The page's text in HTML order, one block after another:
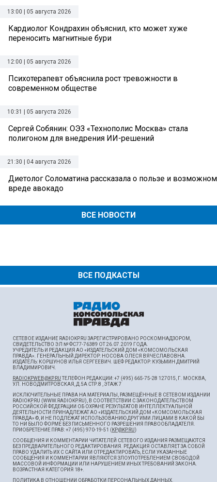
ВСЕ ПОДКАСТЫ
13:00 | 05 августа 2026
Кардиолог Кондрахин объяснил, кто может хуже
переносить магнитные бури
12:00 | 05 августа 2026
Психотерапевт объяснила рост тревожности в
современном обществе
10:31 | 05 августа 2026
Сергей Собянин: ОЭЗ «Технополис Москва» стала
полигоном для внедрения ИИ-решений
21:30 | 04 августа 2026
Диетолог Соломатина рассказала о пользе и возможном
вреде авокадо
ВСЕ НОВОСТИ
СЕТЕВОЕ ИЗДАНИЕ RADIOKP.RU ЗАРЕГИСТРИРОВАНО РОСКОМНАДЗОРОМ,
СВИДЕТЕЛЬСТВО ЭЛ № ФС77-76389 ОТ 26.07.2019 ГОДА.
УЧРЕДИТЕЛЬ И РЕДАКЦИЯ АО «ИЗДАТЕЛЬСКИЙ ДОМ «КОМСОМОЛЬСКАЯ
ПРАВДА». ГЕНЕРАЛЬНЫЙ ДИРЕКТОР: НОСОВА ОЛЕСЯ ВЯЧЕСЛАВОВНА.
ИЗДАТЕЛЬ: КОРШУНОВ ИЛЬЯ СЕРГЕЕВИЧ. ШEФ РЕДАКТОР: КУЗЬМИН ДМИТРИЙ
ВЛАДИМИРОВИЧ.
RADIOKPWEB@KP.RUТЕЛЕФОН РЕДАКЦИИ: +7 (495) 665-75-28 127015, Г. МОСКВА,
УЛ. НОВОДМИТРОВСКАЯ, Д.5А СТР.8 , ЭТАЖ 7
ИСКЛЮЧИТЕЛЬНЫЕ ПРАВА НА МАТЕРИАЛЫ, РАЗМЕЩЁННЫЕ В СЕТЕВОМ ИЗДАНИИ
RADIOKP.RU (WWW.RADIOKP.RU), В СООТВЕТСТВИИ С ЗАКОНОДАТЕЛЬСТВОМ
РОССИЙСКОЙ ФЕДЕРАЦИИ ОБ ОХРАНЕ РЕЗУЛЬТАТОВ ИНТЕЛЛЕКТУАЛЬНОЙ
ДЕЯТЕЛЬНОСТИ ПРИНАДЛЕЖАТ АО «ИЗДАТЕЛЬСКИЙ ДОМ «КОМСОМОЛЬСКАЯ
ПРАВДА» ©, И НЕ ПОДЛЕЖАТ ИСПОЛЬЗОВАНИЮ ДРУГИМИ ЛИЦАМИ В КАКОЙ БЫ
ТО НИ БЫЛО ФОРМЕ БЕЗ ПИСЬМЕННОГО РАЗРЕШЕНИЯ ПРАВООБЛАДАТЕЛЯ.
ПРИОБРЕТЕНИЕ ПРАВ: +7 (495) 970-19-51 ( KP@KP.RU)
СООБЩЕНИЯ И КОММЕНТАРИИ ЧИТАТЕЛЕЙ СЕТЕВОГО ИЗДАНИЯ РАЗМЕЩАЮТСЯ
БЕЗ ПРЕДВАРИТЕЛЬНОГО РЕДАКТИРОВАНИЯ. РЕДАКЦИЯ ОСТАВЛЯЕТ ЗА СОБОЙ
ПРАВО УДАЛИТЬ ИХ С САЙТА ИЛИ ОТРЕДАКТИРОВАТЬ, ЕСЛИ УКАЗАННЫЕ
СООБЩЕНИЯ И КОММЕНТАРИИ ЯВЛЯЮТСЯ ЗЛОУПОТРЕБЛЕНИЕМ СВОБОДОЙ
МАССОВОЙ ИНФОРМАЦИИ ИЛИ НАРУШЕНИЕМ ИНЫХ ТРЕБОВАНИЙ ЗАКОНА.
ВОЗРАСТНАЯ КАТЕГОРИЯ 18+.
ПОЛИТИКА В ОТНОШЕНИИ ОБРАБОТКИ ПЕРСОНАЛЬНЫХ ДАННЫХ